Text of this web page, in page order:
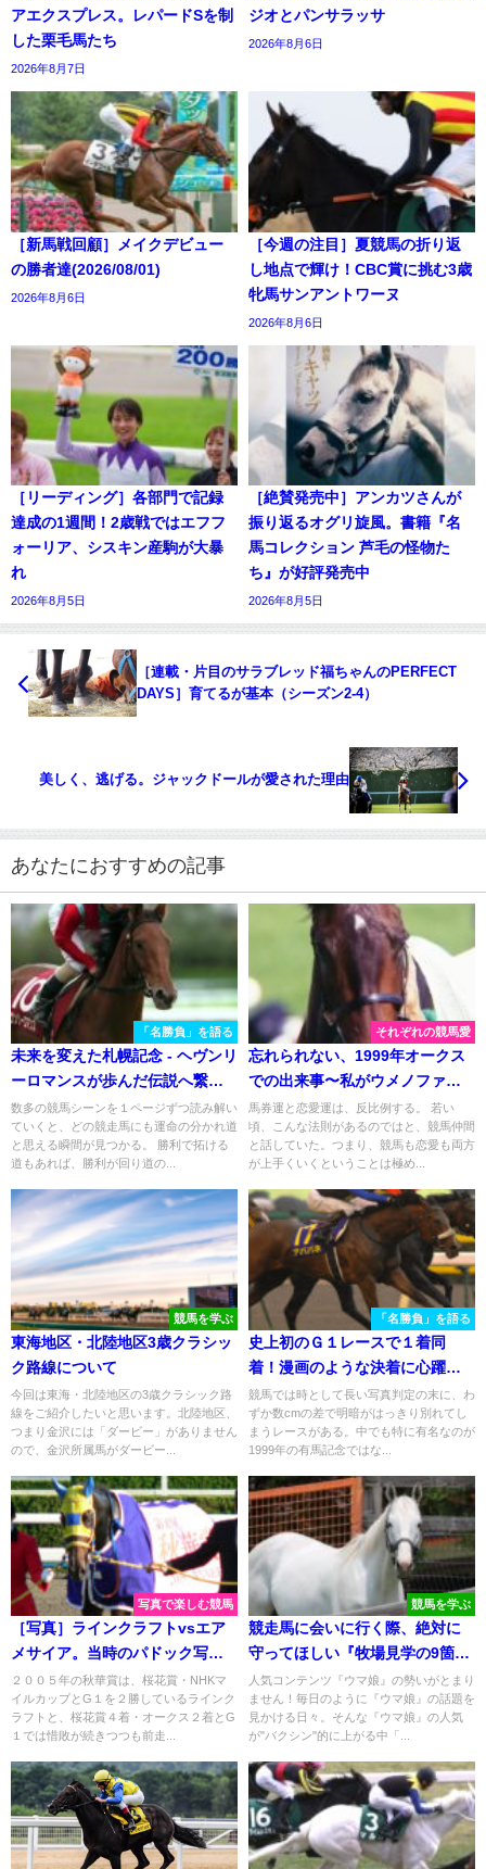
アエクスプレス。レパードSを制
した栗毛馬たち
2026年8月7日
ジオとパンサラッサ
2026年8月6日
［新馬戦回顧］メイクデビュー
の勝者達(2026/08/01)
2026年8月6日
［今週の注目］夏競馬の折り返
し地点で輝け！CBC賞に挑む3歳
牝馬サンアントワーヌ
2026年8月6日
［リーディング］各部門で記録
達成の1週間！2歳戦ではエフフ
ォーリア、シスキン産駒が大暴
れ
2026年8月5日
［絶賛発売中］アンカツさんが
振り返るオグリ旋風。書籍『名
馬コレクション 芦毛の怪物た
ち』が好評発売中
2026年8月5日
［連載・片目のサラブレッド福ちゃんのPERFECT
DAYS］育てるが基本（シーズン2-4）
美しく、逃げる。ジャックドールが愛された理由
あなたにおすすめの記事
「名勝負」を語る
未来を変えた札幌記念 - ヘヴンリ
ーロマンスが歩んだ伝説へ繋が
る道
数多の競馬シーンを１ページずつ読み解い
ていくと、どの競走馬にも運命の分かれ道
と思える瞬間が見つかる。 勝利で拓ける
道もあれば、勝利が回り道の...
それぞれの競馬愛
忘れられない、1999年オークス
での出来事〜私がウメノファイ
バーを応援した理由〜
馬券運と恋愛運は、反比例する。 若い
頃、こんな法則があるのではと、競馬仲間
と話していた。つまり、競馬も恋愛も両方
が上手くいくということは極め...
競馬を学ぶ
東海地区・北陸地区3歳クラシッ
ク路線について
今回は東海・北陸地区の3歳クラシック路
線をご紹介したいと思います。北陸地区、
つまり金沢には「ダービー」がありません
ので、金沢所属馬がダービー...
「名勝負」を語る
史上初のＧ１レースで１着同
着！漫画のような決着に心躍っ
た２０１０年オークスの思い
出。
競馬では時として長い写真判定の末に、わ
ずか数cmの差で明暗がはっきり別れてし
まうレースがある。中でも特に有名なのが
1999年の有馬記念ではな...
写真で楽しむ競馬
［写真］ラインクラフトvsエア
メサイア。当時のパドック写真
で振り返る、牝馬三冠・最終戦
2005年秋華賞。
２００５年の秋華賞は、桜花賞・NHKマ
イルカップとG１を２勝しているラインク
ラフトと、桜花賞４着・オークス２着とG
１では惜敗が続きつつも前走...
競馬を学ぶ
競走馬に会いに行く際、絶対に
守ってほしい『牧場見学の9箇
条』とは？
人気コンテンツ『ウマ娘』の勢いがとまり
ません！毎日のように『ウマ娘』の話題を
見かける日々。そんな『ウマ娘』の人気
が"バクシン"的に上がる中「...